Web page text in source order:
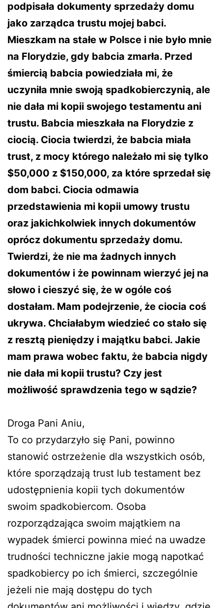
podpisała dokumenty sprzedaży domu
jako zarządca trustu mojej babci.
Mieszkam na stałe w Polsce i nie było mnie
na Florydzie, gdy babcia zmarła. Przed
śmiercią babcia powiedziała mi, że
uczyniła mnie swoją spadkobierczynią, ale
nie dała mi kopii swojego testamentu ani
trustu. Babcia mieszkała na Florydzie z
ciocią. Ciocia twierdzi, że babcia miała
trust, z mocy którego należało mi się tylko
$50,000 z $150,000, za które sprzedał się
dom babci. Ciocia odmawia
przedstawienia mi kopii umowy trustu
oraz jakichkolwiek innych dokumentów
oprócz dokumentu sprzedaży domu.
Twierdzi, że nie ma żadnych innych
dokumentów i że powinnam wierzyć jej na
słowo i cieszyć się, że w ogóle coś
dostałam. Mam podejrzenie, że ciocia coś
ukrywa. Chciałabym wiedzieć co stało się
z resztą pieniędzy i majątku babci. Jakie
mam prawa wobec faktu, że babcia nigdy
nie dała mi kopii trustu? Czy jest
możliwość sprawdzenia tego w sądzie?
Droga Pani Aniu,
To co przydarzyło się Pani, powinno
stanowić ostrzeżenie dla wszystkich osób,
które sporządzają trust lub testament bez
udostępnienia kopii tych dokumentów
swoim spadkobiercom. Osoba
rozporządzająca swoim majątkiem na
wypadek śmierci powinna mieć na uwadze
trudności techniczne jakie mogą napotkać
spadkobiercy po ich śmierci, szczególnie
jeżeli nie mają dostępu do tych